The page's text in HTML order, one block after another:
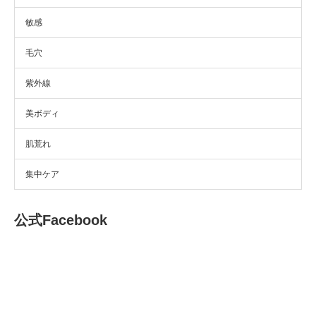
敏感
毛穴
紫外線
美ボディ
肌荒れ
集中ケア
公式Facebook